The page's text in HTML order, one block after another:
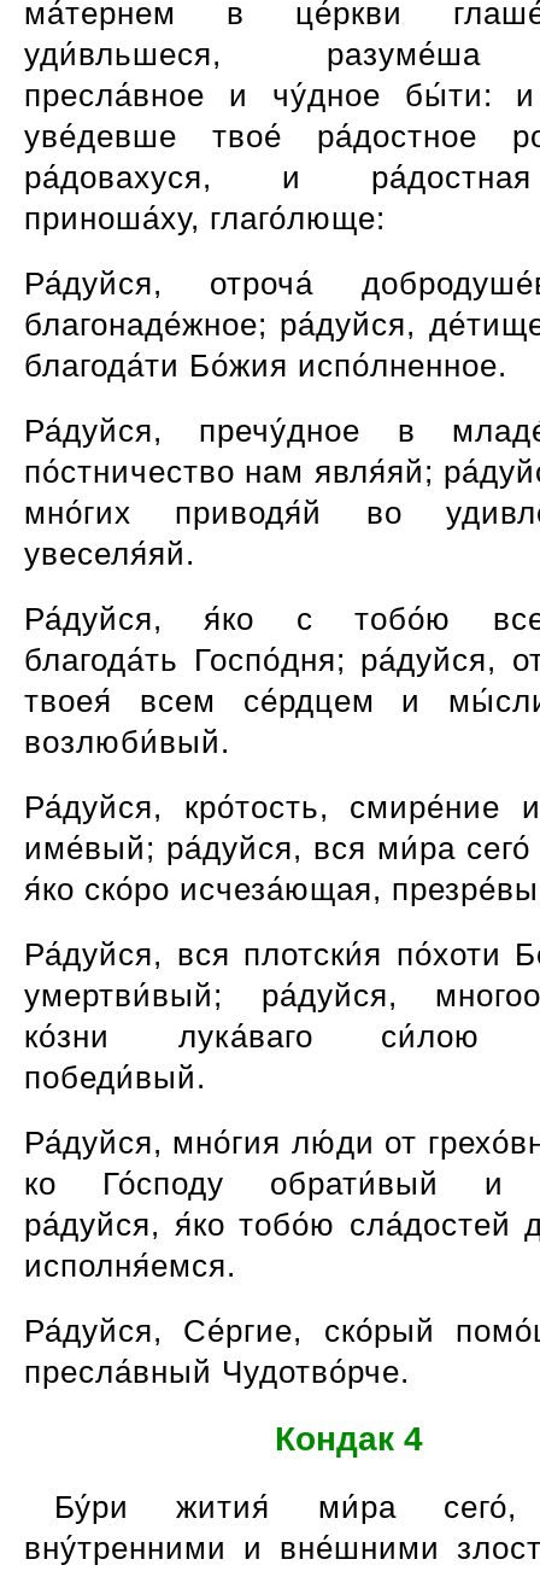
ма́тернем в це́ркви
уди́вльшеся, разуме́ша
пресла́вное и чу́дное бы́ти:
уве́девше твое́ ра́достное
ра́довахуся, и
приноша́ху, глаго́люще:
Ра́дуйся, отроча́
благонаде́жное; ра́дуйся,
благода́ти Бо́жия испо́лненное.
Ра́дуйся, пречу́дное в
по́стничество нам явля́яй;
мно́гих приводя́й во
увеселя́яй.
Ра́дуйся, я́ко с тобо́ю
благода́ть Госпо́дня; ра́дуйся,
твоея́ всем се́рдцем и
возлюби́вый.
Ра́дуйся, кро́тость, смире́ние
име́вый; ра́дуйся, вся ми́ра сего́
я́ко ско́ро исчеза́ющая,
Ра́дуйся, вся плотски́я по́хоти
умертви́вый; ра́дуйся,
ко́зни лука́ваго си́лою
победи́вый.
Ра́дуйся, мно́гия лю́ди от
ко Го́споду обрати́вый и
ра́дуйся, я́ко тобо́ю сла́достей
исполня́емся.
Ра́дуйся, Се́ргие, ско́рый
пресла́вный Чудотво́рче.
Кондак 4
Бу́ри жития́ ми́ра сего́,
вну́тренними и вне́шними